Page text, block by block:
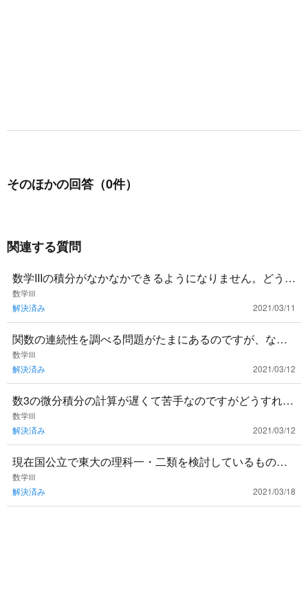
そのほかの回答（0件）
関連する質問
数学IIIの積分がなかなかできるようになりません。どうす
れば良いでしょうか？アドバイスお願いします。
数学Ⅲ
解決済み
2021/03/11
関数の連続性を調べる問題がたまにあるのですが、なん
の意味があるのでしょう？出題される例題が簡単すぎる
のか、ただ公式に当て
数学Ⅲ
解決済み
2021/03/12
数3の微分積分の計算が遅くて苦手なのですがどうすれば
良いでしょうか？計算特訓用に問題集とか使ったほうが
いいですかね？
数学Ⅲ
解決済み
2021/03/12
現在国公立で東大の理科一・二類を検討しているもので
す。これから数三を学習していくのですが、東大の入試
に頻出の単元は特に重
数学Ⅲ
解決済み
2021/03/18